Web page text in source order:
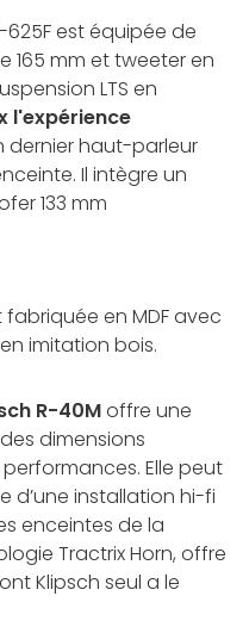
625F est équipée de
165 mm et tweeter en
LTS en
l'expérience
dernier haut-parleur
Il intègre un
133 mm
fabriquée en MDF avec
imitation bois.
R-40Moffre une
dimensions
Elle peut
d’une installation hi-fi
enceintes de la
Tractrix Horn, offre
Klipsch seul a le